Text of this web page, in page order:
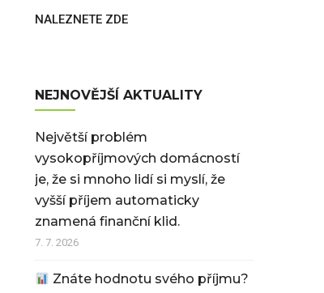
NALEZNETE ZDE
NEJNOVĚJŠÍ AKTUALITY
Největší problém
vysokopříjmových domácností
je, že si mnoho lidí si myslí, že
vyšší příjem automaticky
znamená finanční klid.
7. 7. 2026
Znáte hodnotu svého příjmu?